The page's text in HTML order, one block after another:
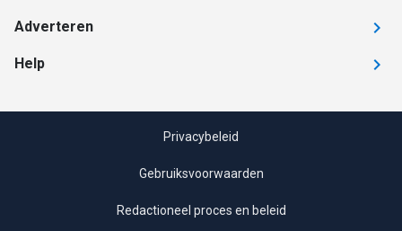
Adverteren
Help
Privacybeleid
Gebruiksvoorwaarden
Redactioneel proces en beleid